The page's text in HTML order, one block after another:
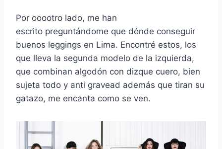
Por ooootro lado, me han
escrito preguntándome que dónde conseguir
buenos leggings en Lima. Encontré estos, los
que lleva la segunda modelo de la izquierda,
que combinan algodón con dizque cuero, bien
sujeta todo y anti gravead además que tiran su
gatazo, me encanta como se ven.